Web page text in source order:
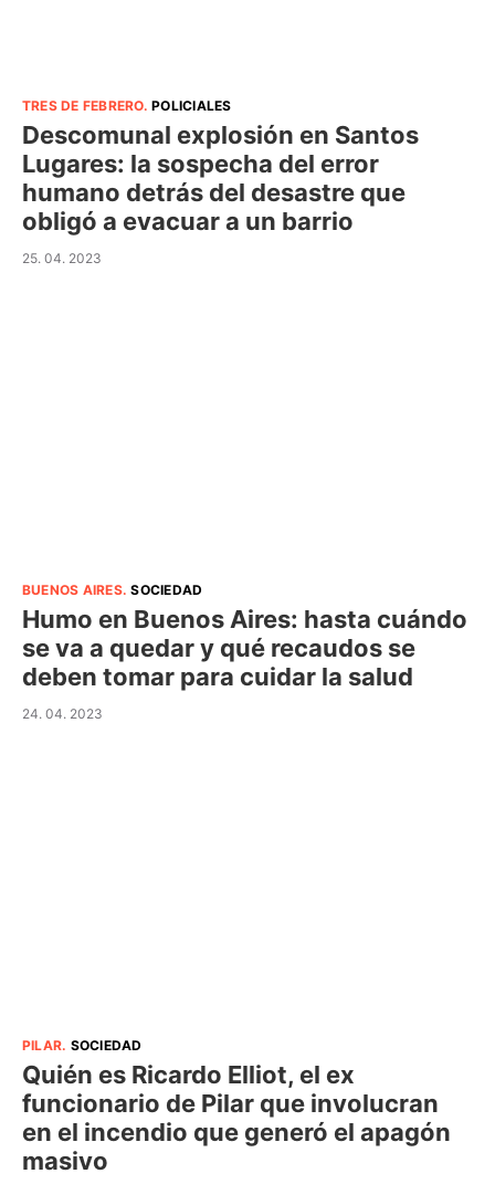
TRES DE FEBRERO.POLICIALES
Descomunal explosión en Santos
Lugares: la sospecha del error
humano detrás del desastre que
obligó a evacuar a un barrio
25. 04. 2023
BUENOS AIRES.SOCIEDAD
Humo en Buenos Aires: hasta cuándo
se va a quedar y qué recaudos se
deben tomar para cuidar la salud
24. 04. 2023
PILAR. SOCIEDAD
Quién es Ricardo Elliot, el ex
funcionario de Pilar que involucran
en el incendio que generó el apagón
masivo